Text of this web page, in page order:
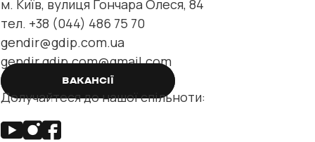
м. Київ, вулиця Гончара Олеся, 84
тел. +38 (044) 486 75 70
gendir@gdip.com.ua
gendir.gdip.com@gmail.com
ВАКАНСІЇ
Долучайтеся до нашої спільноти: